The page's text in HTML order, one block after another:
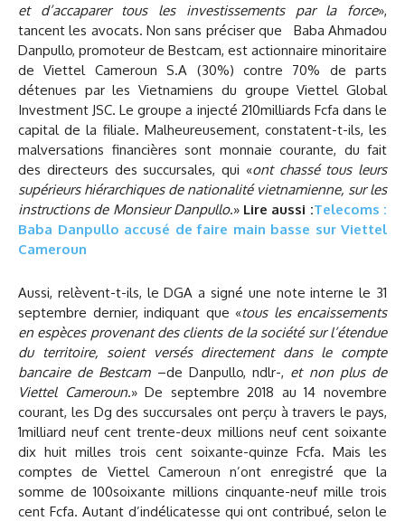
et d’accaparer tous les investissements par la force»,
tancent les avocats. Non sans préciser que Baba Ahmadou
Danpullo, promoteur de Bestcam, est actionnaire minoritaire
de Viettel Cameroun S.A (30%) contre 70% de parts
détenues par les Vietnamiens du groupe Viettel Global
Investment JSC. Le groupe a injecté 210milliards Fcfa dans le
capital de la filiale. Malheureusement, constatent-t-ils, les
malversations financières sont monnaie courante, du fait
des directeurs des succursales, qui «ont chassé tous leurs
supérieurs hiérarchiques de nationalité vietnamienne, sur les
instructions de Monsieur Danpullo.» Lire aussi :Telecoms :
Baba Danpullo accusé de faire main basse sur Viettel
Cameroun
Aussi, relèvent-t-ils, le DGA a signé une note interne le 31
septembre dernier, indiquant que «tous les encaissements
en espèces provenant des clients de la société sur l’étendue
du territoire, soient versés directement dans le compte
bancaire de Bestcam–de Danpullo, ndlr-, et non plus de
Viettel Cameroun.» De septembre 2018 au 14 novembre
courant, les Dg des succursales ont perçu à travers le pays,
1milliard neuf cent trente-deux millions neuf cent soixante
dix huit milles trois cent soixante-quinze Fcfa. Mais les
comptes de Viettel Cameroun n’ont enregistré que la
somme de 100soixante millions cinquante-neuf mille trois
cent Fcfa. Autant d’indélicatesse qui ont contribué, selon le